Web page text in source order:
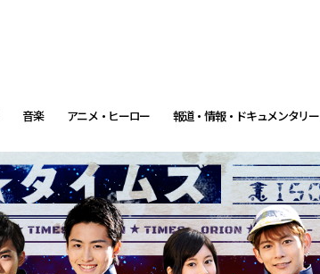
音楽 アニメ・ヒーロー 報道・情報・ドキュメンタリー